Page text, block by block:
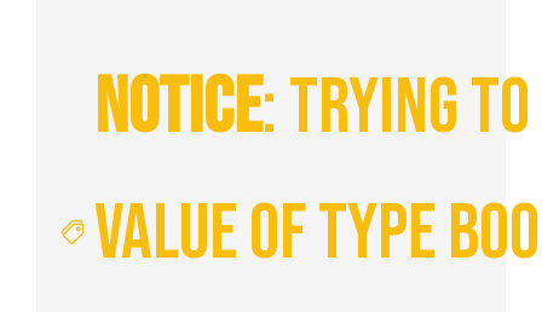
Notice: Trying
value of type